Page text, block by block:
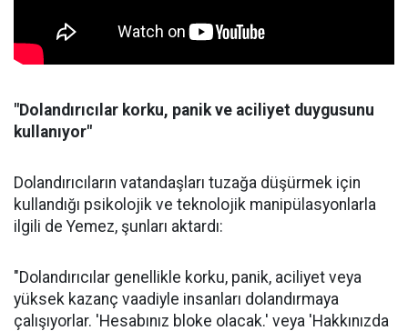
"Dolandırıcılar korku, panik ve aciliyet duygusunu
kullanıyor"
Dolandırıcıların vatandaşları tuzağa düşürmek için
kullandığı psikolojik ve teknolojik manipülasyonlarla
ilgili de Yemez, şunları aktardı:
"Dolandırıcılar genellikle korku, panik, aciliyet veya
yüksek kazanç vaadiyle insanları dolandırmaya
çalışıyorlar. 'Hesabınız bloke olacak.' veya 'Hakkınızda